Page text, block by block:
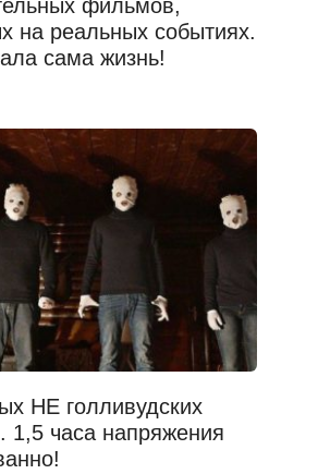
фильмов,
на реальных событиях.
сама жизнь!
НЕ голливудских
1,5 часа напряжения